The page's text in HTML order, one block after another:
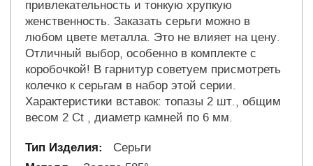
привлекательность и тонкую хрупкую
женственность. Заказать серьги можно в
любом цвете металла. Это не влияет на цену.
Отличный выбор, особенно в комплекте с
коробочкой! В гарнитур советуем присмотреть
колечко к серьгам в набор этой серии.
Характеристики вставок: топазы 2 шт., общим
весом 2 Ct , диаметр камней по 6 мм.
Серьги